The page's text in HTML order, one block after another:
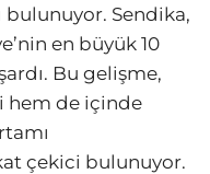
bulunuyor. Sendika,
en büyük 10
Bu gelişme,
hem de içinde
çekici bulunuyor.